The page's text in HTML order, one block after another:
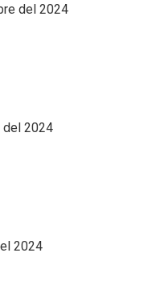
del 2024
del 2024
2024